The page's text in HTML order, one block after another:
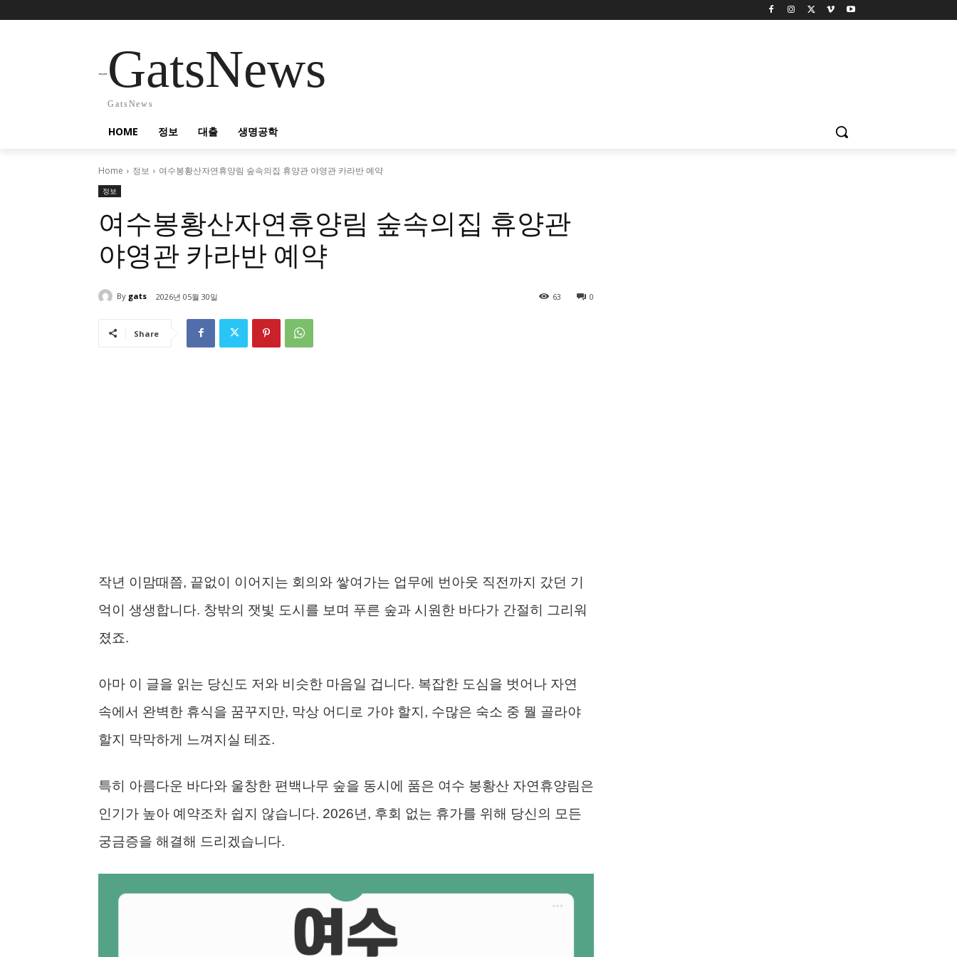
GatsNews
GatsNews
HOME 정보 대출 생명공학
Home 정보 여수봉황산자연휴양림 숲속의집 휴양관 야영관 카라반 예약
정보
여수봉황산자연휴양림 숲속의집 휴양관
야영관 카라반 예약
By gats 2026년 05월 30일 0
63
Share
작년 이맘때쯤, 끝없이 이어지는 회의와 쌓여가는 업무에 번아웃 직전까지 갔던 기
억이 생생합니다. 창밖의 잿빛 도시를 보며 푸른 숲과 시원한 바다가 간절히 그리워
졌죠.
아마 이 글을 읽는 당신도 저와 비슷한 마음일 겁니다. 복잡한 도심을 벗어나 자연
속에서 완벽한 휴식을 꿈꾸지만, 막상 어디로 가야 할지, 수많은 숙소 중 뭘 골라야
할지 막막하게 느껴지실 테죠.
특히 아름다운 바다와 울창한 편백나무 숲을 동시에 품은 여수 봉황산 자연휴양림은
인기가 높아 예약조차 쉽지 않습니다. 2026년, 후회 없는 휴가를 위해 당신의 모든
궁금증을 해결해 드리겠습니다.